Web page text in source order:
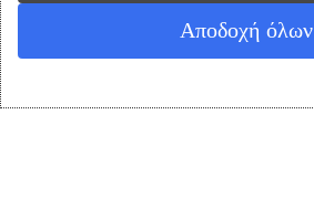
ΕΞΥΠΗΡΕΤΗΣΗ ΠΕΛΑΤΩΝ
0
ΛΟΓΑΡΙΑΣΜΟΣ ΜΟΥ
Αποδοχή όλων